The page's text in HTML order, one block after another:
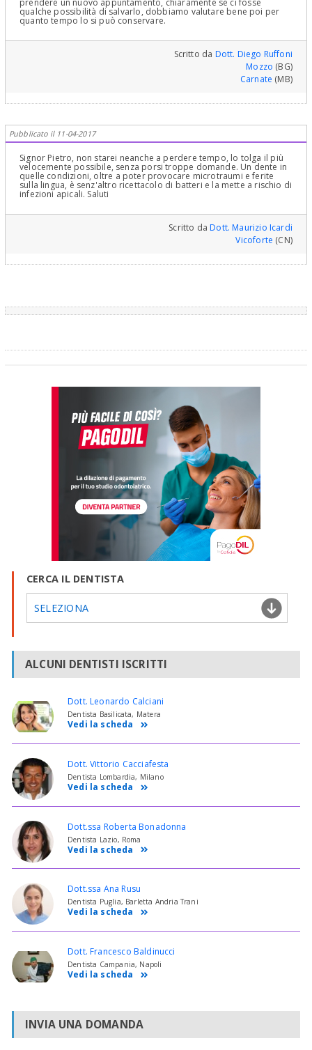
prendere un nuovo appuntamento, chiaramente se ci fosse
qualche possibilità di salvarlo, dobbiamo valutare bene poi per
quanto tempo lo si può conservare.
Scritto da Dott. Diego Ruffoni
Mozzo (BG)
Carnate (MB)
Pubblicato il 11-04-2017
Signor Pietro, non starei neanche a perdere tempo, lo tolga il più
velocemente possibile, senza porsi troppe domande. Un dente in
quelle condizioni, oltre a poter provocare microtraumi e ferite
sulla lingua, è senz'altro ricettacolo di batteri e la mette a rischio di
infezioni apicali. Saluti
Scritto daDott. Maurizio Icardi
Vicoforte (CN)
CERCA IL DENTISTA
SELEZIONA
ALCUNI DENTISTI ISCRITTI
Dott. Leonardo Calciani
Dentista Basilicata, Matera
Vedi la scheda
Dott. Vittorio Cacciafesta
Dentista Lombardia, Milano
Vedi la scheda
Dott.ssa Roberta Bonadonna
Dentista Lazio, Roma
Vedi la scheda
Dott.ssa Ana Rusu
Dentista Puglia, Barletta Andria Trani
Vedi la scheda
Dott. Francesco Baldinucci
Dentista Campania, Napoli
Vedi la scheda
INVIA UNA DOMANDA